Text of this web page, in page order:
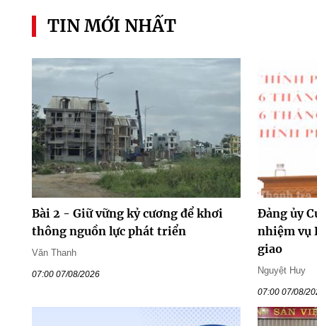
TIN MỚI NHẤT
Bài 2 - Giữ vững kỷ cương để khơi
thông nguồn lực phát triển
Văn Thanh
07:00 07/08/2026
Đảng ủy
nhiệm vụ
giao
Nguyệt Huy
07:00 07/08/